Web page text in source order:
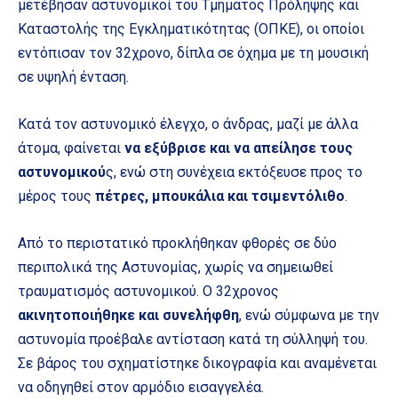
μετέβησαν αστυνομικοί του Τμήματος Πρόληψης και
Καταστολής της Εγκληματικότητας (ΟΠΚΕ), οι οποίοι
εντόπισαν τον 32χρονο, δίπλα σε όχημα με τη μουσική
σε υψηλή ένταση.
Κατά τον αστυνομικό έλεγχο, ο άνδρας, μαζί με άλλα
άτομα, φαίνεται να εξύβρισε και να απείλησε τους
αστυνομικούς, ενώ στη συνέχεια εκτόξευσε προς το
μέρος τους πέτρες, μπουκάλια και τσιμεντόλιθο.
Από το περιστατικό προκλήθηκαν φθορές σε δύο
περιπολικά της Αστυνομίας, χωρίς να σημειωθεί
τραυματισμός αστυνομικού. Ο 32χρονος
ακινητοποιήθηκε και συνελήφθη, ενώ σύμφωνα με την
αστυνομία προέβαλε αντίσταση κατά τη σύλληψή του.
Σε βάρος του σχηματίστηκε δικογραφία και αναμένεται
να οδηγηθεί στον αρμόδιο εισαγγελέα.